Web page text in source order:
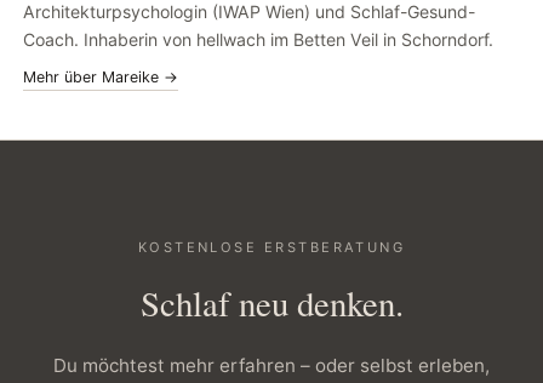
Architekturpsychologin (IWAP Wien) und Schlaf-Gesund-
Coach. Inhaberin von hellwach im Betten Veil in Schorndorf.
Mehr über Mareike →
KOSTENLOSE ERSTBERATUNG
Schlaf neu denken.
Du möchtest mehr erfahren – oder selbst erleben,